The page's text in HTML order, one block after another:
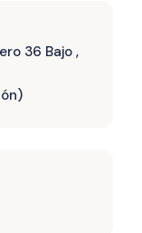
36 Bajo ,